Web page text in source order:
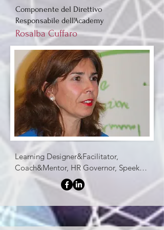
Componente del Direttivo
Responsabile dell'Academy
Rosalba Cuffaro
Learning Designer&Facilitator,
Coach&Mentor, HR Governor, Speeker
da circa 20 anni mi occupo
fattivamente del "capitale umano",
come partner di importanti realtà del
mondo della consulenza aziendale ed
affiancando aziende clienti nei processi